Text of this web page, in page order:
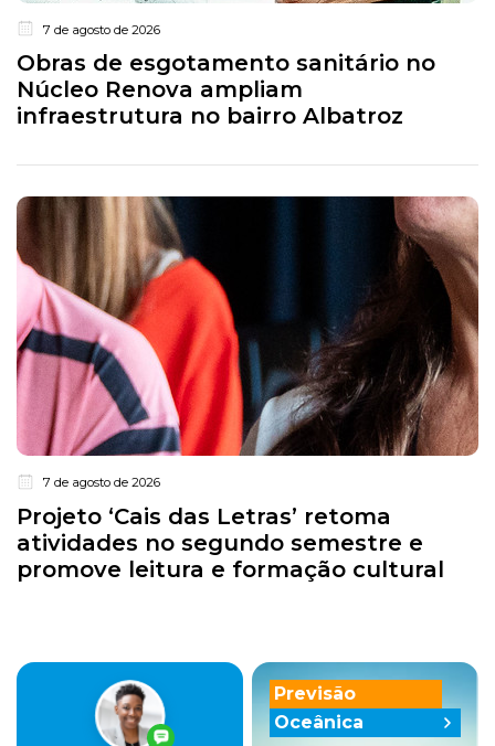
7 de agosto de 2026
Obras de esgotamento sanitário no
Núcleo Renova ampliam
infraestrutura no bairro Albatroz
7 de agosto de 2026
Projeto ‘Cais das Letras’ retoma
atividades no segundo semestre e
promove leitura e formação cultural
Previsão
Oceânica